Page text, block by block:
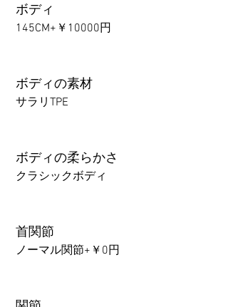
ボディ
145CM+￥10000円
ボディの素材
サラリTPE
ボディの柔らかさ
クラシックボディ
首関節
ノーマル関節+￥0円